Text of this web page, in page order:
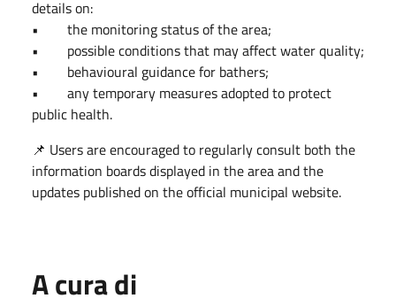
details on:
• the monitoring status of the area;
• possible conditions that may affect water quality;
• behavioural guidance for bathers;
• any temporary measures adopted to protect
public health.
📌 Users are encouraged to regularly consult both the
information boards displayed in the area and the
updates published on the official municipal website.
A cura di